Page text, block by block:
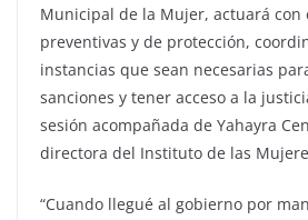
Municipal de la Mujer, actuará con
preventivas y de protección,
instancias que sean necesarias
sanciones y tener acceso a la
sesión acompañada de Yahayra
directora del Instituto de las
“Cuando llegué al gobierno por